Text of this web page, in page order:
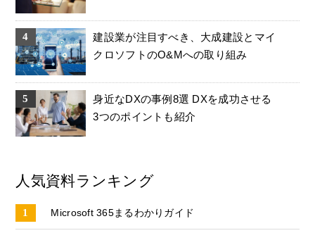
建設業が注目すべき、大成建設とマイ
クロソフトのO&Mへの取り組み
身近なDXの事例8選 DXを成功させる
3つのポイントも紹介
人気資料ランキング
Microsoft 365まるわかりガイド